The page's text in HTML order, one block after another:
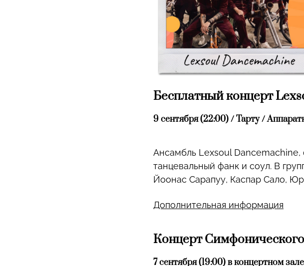
Бесплатный концерт
9 сентября (22:00) / Тарту /
Ансамбль Lexsoul Dancemachine,
танцевальный фанк и соул. В
Йоонас Сарапуу, Каспар Сало,
Дополнительная информация
Концерт
7 сентября (19:00) в концертном